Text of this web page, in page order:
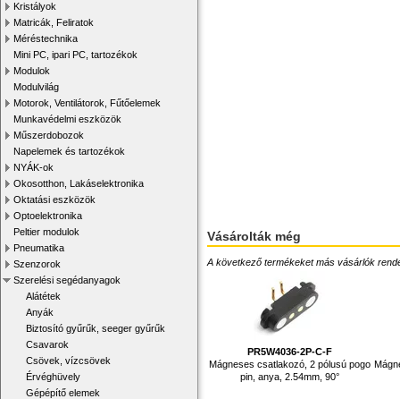
Kristályok
Matricák, Feliratok
Méréstechnika
Mini PC, ipari PC, tartozékok
Modulok
Modulvilág
Motorok, Ventilátorok, Fűtőelemek
Munkavédelmi eszközök
Műszerdobozok
Napelemek és tartozékok
NYÁK-ok
Okosotthon, Lakáselektronika
Oktatási eszközök
Optoelektronika
Peltier modulok
Pneumatika
Szenzorok
Szerelési segédanyagok
Alátétek
Anyák
Biztosító gyűrűk, seeger gyűrűk
Csavarok
Csövek, vízcsövek
Érvéghüvely
Gépépítő elemek
Vásárolták még
A következő termékeket más vásárlók
PR5W4036-2P-C-F
Mágneses csatlakozó, 2 pólusú pogo
pin, anya, 2.54mm, 90°